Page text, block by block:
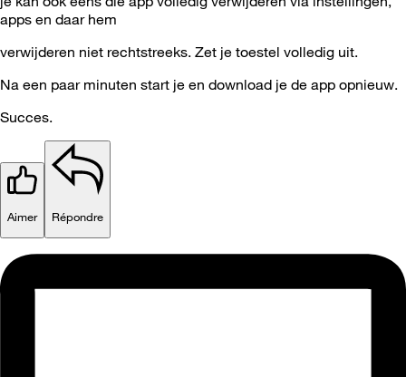
apps en daar hem
verwijderen niet rechtstreeks. Zet je toestel volledig uit.
Na een paar minuten start je en download je de app opnieuw.
Succes.
Aimer Répondre